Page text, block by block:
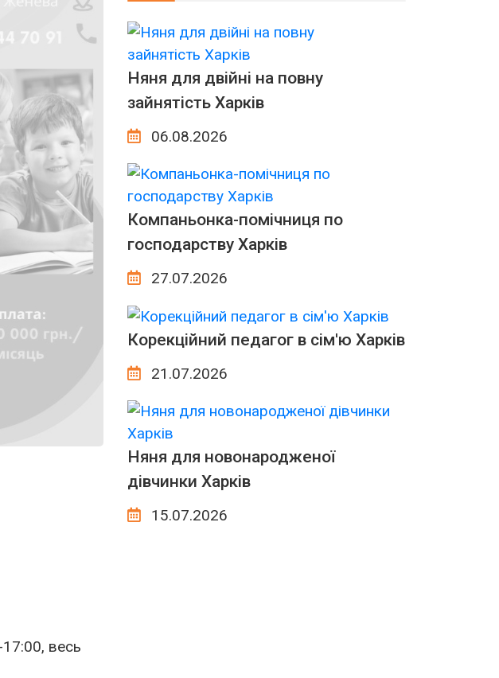
весь
Няня для двійні на повну
зайнятість Харків
06.08.2026
Компаньонка-помічниця по
господарству Харків
27.07.2026
Корекційний педагог в сім'ю Харків
21.07.2026
Няня для новонародженої
дівчинки Харків
15.07.2026